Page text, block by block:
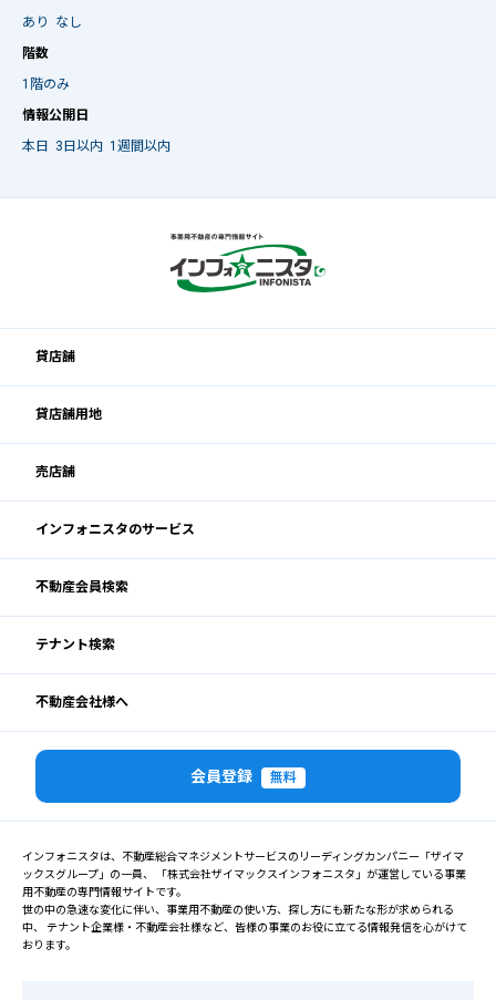
あり
なし
階数
1階のみ
情報公開日
本日 3日以内 1週間以内
貸店舗
貸店舗用地
売店舗
インフォニスタのサービス
不動産会員検索
テナント検索
不動産会社様へ
会員登録 無料
インフォニスタは、不動産総合マネジメントサービスのリーディングカンパニー「ザイマ
ックスグループ」の一員、 「株式会社ザイマックスインフォニスタ」が運営している事業
用不動産の専門情報サイトです。
世の中の急速な変化に伴い、事業用不動産の使い方、探し方にも新たな形が求められる
中、 テナント企業様・不動産会社様など、皆様の事業のお役に立てる情報発信を心がけて
おります。